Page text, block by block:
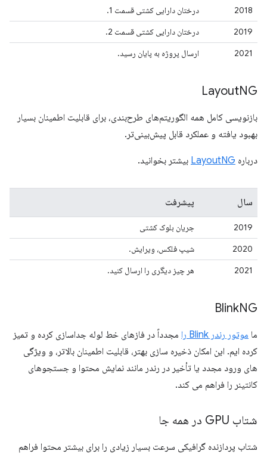
2018
درختان دارایی کشتی قسمت 1.
2019
درختان دارایی کشتی قسمت 2.
2021
ارسال پروژه به پایان رسید.
LayoutNG
بازنویسی کامل همه الگوریتم‌های طرح‌بندی، برای قابلیت اطمینان بسیار
بهبود یافته و عملکرد قابل پیش‌بینی‌تر.
درباره LayoutNG بیشتر بخوانید.
سال پیشرفت
2019
جریان بلوک کشتی
2020
شیپ فلکس، ویرایش.
2021
هر چیز دیگری را ارسال کنید.
BlinkNG
ما موتور رندر Blink را
مجدداً در فازهای خط لوله جداسازی کرده و تمیز
کرده ایم. این امکان ذخیره سازی بهتر، قابلیت اطمینان بالاتر، و ویژگی
های ورود مجدد یا تأخیر در رندر مانند نمایش محتوا و جستجوهای
کانتینر را فراهم می کند.
شتاب GPU در همه جا
شتاب پردازنده گرافیکی سرعت بسیار زیادی را برای بیشتر محتوا فراهم